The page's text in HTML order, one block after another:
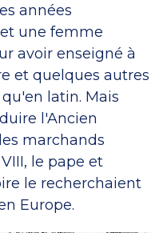
années
une femme
avoir enseigné à
et quelques autres
latin. Mais
l'Ancien
marchands
le pape et
le recherchaient
Europe.